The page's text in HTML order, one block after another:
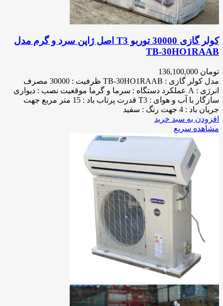
کولر گازی 30000 توربو T3 اصل ژاپن سرد و گرم مدل
TB-30HO1RAAB
تومان
مدل کولر گازی : TB-30HO1RAAB ظرفیت : 30000 مصرف
انرژی : A عملکرد دستگاه : سرما و گرما موقعیت نصب : دیواری
سازگار با آب و هوای : T3 قدرت پرتاب باد : 15 متر مربع جهت
جریان باد : 4 جهت رنگ : سفید
افزودن به سبد خرید
مشاهده سریع